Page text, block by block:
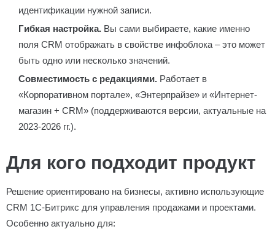
идентификации нужной записи.
Гибкая настройка. Вы сами выбираете, какие именно
поля CRM отображать в свойстве инфоблока – это может
быть одно или несколько значений.
Совместимость с редакциями. Работает в
«Корпоративном портале», «Энтерпрайзе» и «Интернет-
магазин + CRM» (поддерживаются версии, актуальные на
2023-2026 гг.).
Для кого подходит продукт
Решение ориентировано на бизнесы, активно использующие
CRM 1С-Битрикс для управления продажами и проектами.
Особенно актуально для: